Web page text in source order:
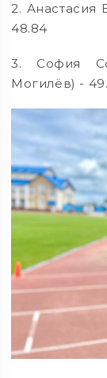
2.
48.84
3. София
Могилёв) -